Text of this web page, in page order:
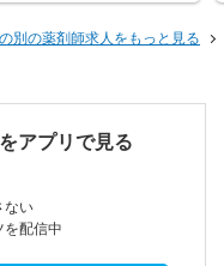
別の薬剤師求人をもっと見る
アプリで見る
ない
を配信中